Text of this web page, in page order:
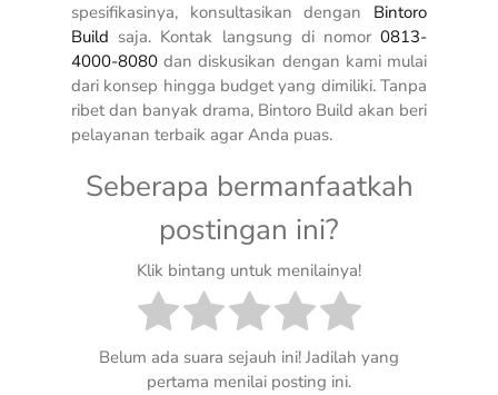
spesifikasinya, konsultasikan dengan Bintoro
Build saja. Kontak langsung di nomor 0813-
4000-8080 dan diskusikan dengan kami mulai
dari konsep hingga budget yang dimiliki. Tanpa
ribet dan banyak drama, Bintoro Build akan beri
pelayanan terbaik agar Anda puas.
Seberapa bermanfaatkah
postingan ini?
Klik bintang untuk menilainya!
Belum ada suara sejauh ini! Jadilah yang
pertama menilai posting ini.